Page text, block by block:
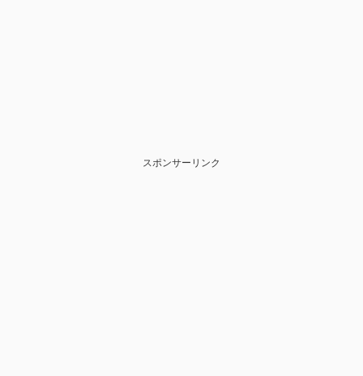
スポンサーリンク